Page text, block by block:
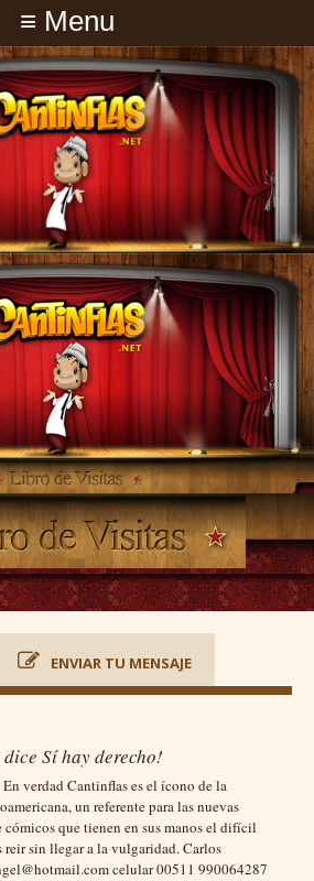
ENVIAR TU MENSAJE
Sí hay derecho!
verdad Cantinflas es el ícono de la
un referente para las nuevas
cómicos que tienen en sus manos el difícil
reir sin llegar a la vulgaridad. Carlos
celular 00511 990064287